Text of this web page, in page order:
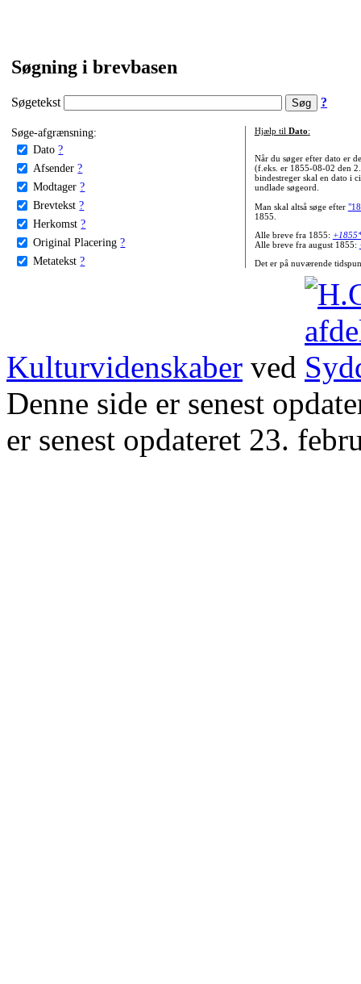
Søgning i brevbasen
Søgetekst ?
Søge-afgrænsning:
Dato ?
Afsender ?
Modtager ?
Brevtekst ?
Herkomst ?
Original Placering ?
Metatekst ?
Hjælp til Dato:
Når du søger efter dato er
(f.eks. er 1855-08-02 den
bindestreger skal en dato i
undlade søgeord.
Man skal altså søge efter
1855.
Alle breve fra 1855:
Alle breve fra august 1855:
Det er på nuværende
Kulturvidenskaber ved
Denne side er senest
er senest opdateret 23.